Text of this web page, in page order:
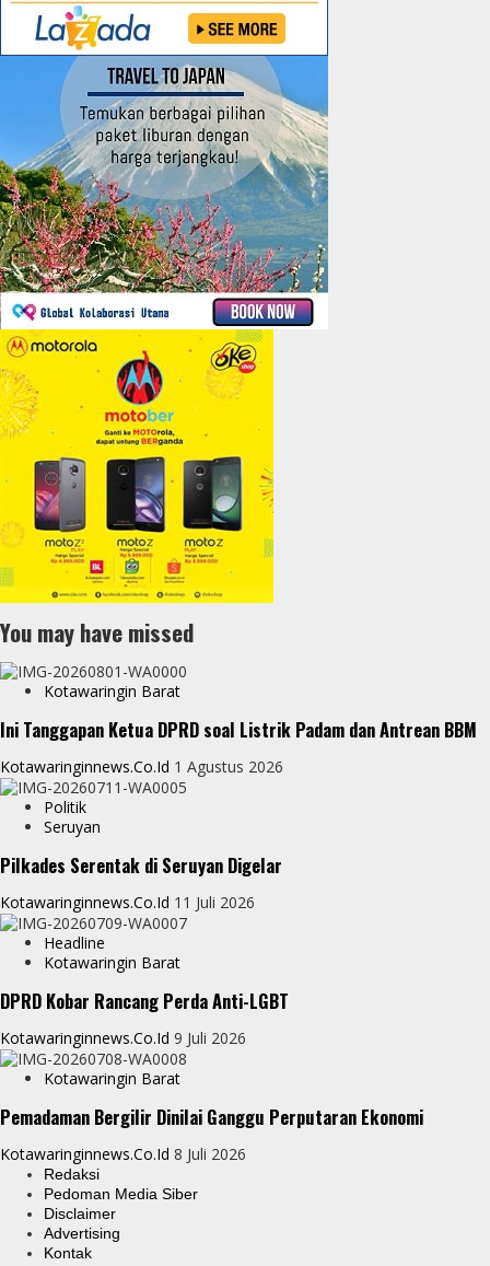
You may have missed
Kotawaringin Barat
Ini Tanggapan Ketua DPRD soal Listrik Padam dan Antrean BBM
Kotawaringinnews.co.id 1 Agustus 2026
Politik
Seruyan
Pilkades Serentak di Seruyan Digelar
Kotawaringinnews.co.id 11 Juli 2026
Headline
Kotawaringin Barat
DPRD Kobar Rancang Perda Anti-LGBT
Kotawaringinnews.co.id 9 Juli 2026
Kotawaringin Barat
Pemadaman Bergilir Dinilai Ganggu Perputaran Ekonomi
Kotawaringinnews.co.id 8 Juli 2026
Redaksi
Pedoman Media Siber
Disclaimer
Advertising
Kontak